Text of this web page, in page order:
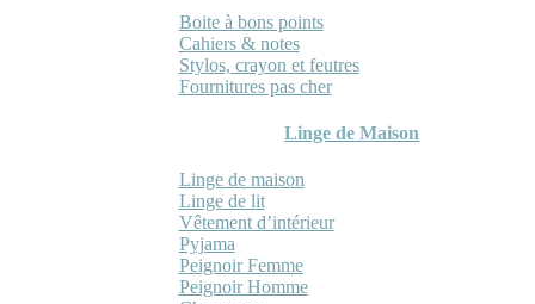
Boite à bons points
Cahiers & notes
Stylos, crayon et feutres
Fournitures pas cher
Linge de Maison
Linge de maison
Linge de lit
Vêtement d’intérieur
Pyjama
Peignoir Femme
Peignoir Homme